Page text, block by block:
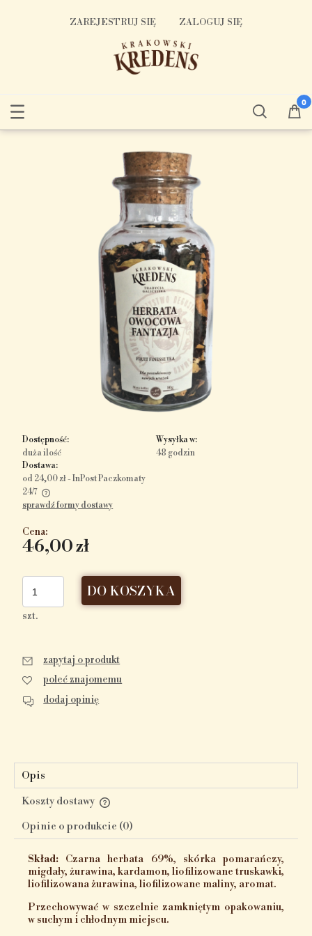
ZAREJESTRUJ SIĘ ZALOGUJ SIĘ
Dostępność:
duża ilość
Wysyłka w:
48 godzin
Dostawa:
od 24,00 zł- InPost Paczkomaty
24/7
Cena nie zawiera ewentualnych kosztów płatności
sprawdź formy dostawy
Cena:
46,00 zł
szt.
DO KOSZYKA
zapytaj o produkt
poleć znajomemu
dodaj opinię
Opis
Koszty dostawy
Cena nie zawiera ewentualnych kosztów płatności
Opinie o produkcie (0)
Skład: Czarna herbata 69%, skórka pomarańczy,
migdały, żurawina, kardamon, liofilizowane truskawki,
liofilizowana żurawina, liofilizowane maliny, aromat.
Przechowywać w szczelnie zamkniętym opakowaniu,
w suchym i chłodnym miejscu.